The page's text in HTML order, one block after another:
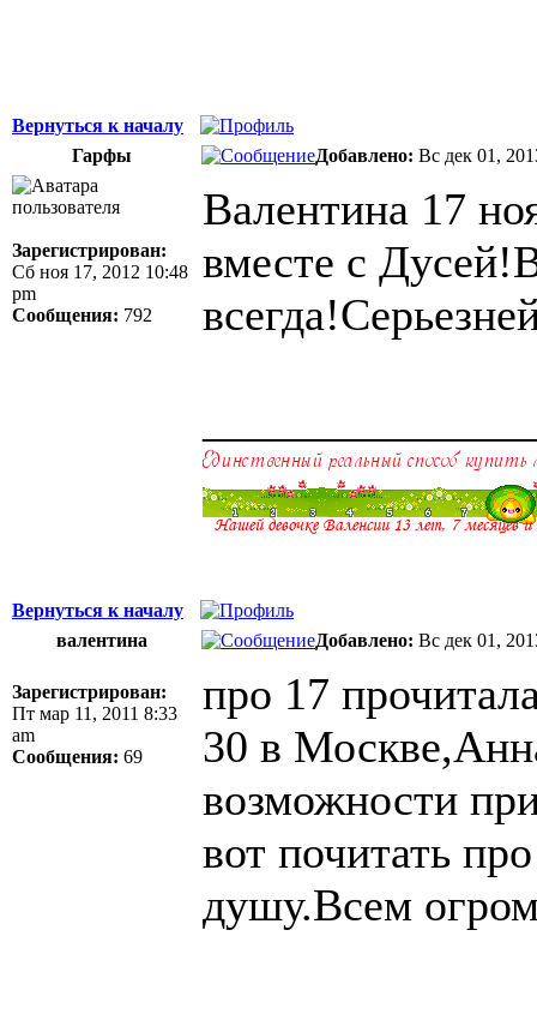
Вернуться к началу
Гарфы
Добавлено: Вс дек 01,
Зарегистрирован:
Сб ноя 17, 2012 10:48
pm
Сообщения: 792
Валентина 17
вместе с
Вернуться к началу
валентина
Добавлено: Вс дек 01,
Зарегистрирован:
Пт мар 11, 2011 8:33
am
Сообщения: 69
про 17
30 в
возможности
вот почитать
душу.Всем